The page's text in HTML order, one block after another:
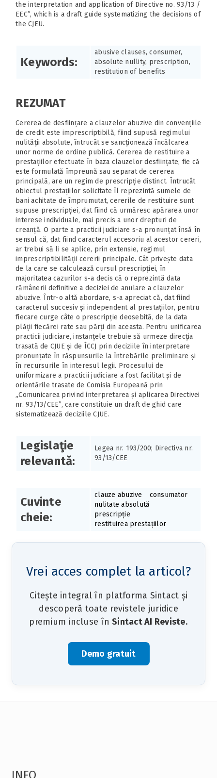
the interpretation and application of Directive no. 93/13 /
EEC”, which is a draft guide systematizing the decisions of
the CJEU.
Keywords:
abusive clauses, consumer,
absolute nullity, prescription,
restitution of benefits
REZUMAT
Cererea de desființare a clauzelor abuzive din convențiile
de credit este imprescriptibilă, fiind supusă regimului
nulității absolute, întrucât se sancționează încălcarea
unor norme de ordine publică. Cererea de restituire a
prestațiilor efectuate în baza clauzelor desființate, fie că
este formulată împreună sau separat de cererea
principală, are un regim de prescripție distinct. Întrucât
obiectul prestațiilor solicitate îl reprezintă sumele de
bani achitate de împrumutat, cererile de restituire sunt
supuse prescripției, dat fiind că urmăresc apărarea unor
interese individuale, mai precis a unor drepturi de
creanță. O parte a practicii judiciare s-a pronunțat însă în
sensul că, dat fiind caracterul accesoriu al acestor cereri,
ar trebui să li se aplice, prin extensie, regimul
imprescriptibilității cererii principale. Cât privește data
de la care se calculează cursul prescripției, în
majoritatea cazurilor s-a decis că o reprezintă data
rămânerii definitive a deciziei de anulare a clauzelor
abuzive. Într-o altă abordare, s-a apreciat că, dat fiind
caracterul succesiv și independent al prestațiilor, pentru
fiecare curge câte o prescripție deosebită, de la data
plății fiecărei rate sau părți din aceasta. Pentru unificarea
practicii judiciare, instanțele trebuie să urmeze direcția
trasată de CJUE și de ÎCCJ prin deciziile în interpretare
pronunțate în răspunsurile la întrebările preliminare și
în recursurile în interesul legii. Procesului de
uniformizare a practicii judiciare a fost facilitat și de
orientările trasate de Comisia Europeană prin
„Comunicarea privind interpretarea și aplicarea Directivei
nr. 93/13/CEE”, care constituie un draft de ghid care
sistematizează deciziile CJUE.
Legislaţie
relevantă:
Legea nr. 193/200; Directiva nr.
93/13/CEE
Cuvinte
cheie:
clauze abuzive
consumator
nulitate absolută
prescripție
restituirea prestațiilor
Vrei acces complet la articol?
Citește integral în platforma Sintact și
descoperă toate revistele juridice
premium incluse în Sintact AI Reviste.
Demo gratuit
INFO